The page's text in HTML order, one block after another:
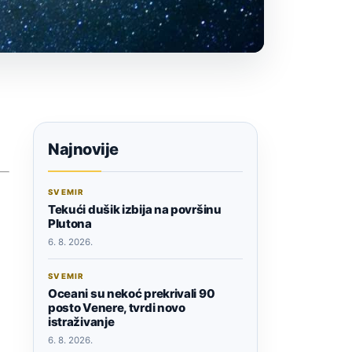
Najnovije
SVEMIR
Tekući dušik izbija na površinu
Plutona
6. 8. 2026.
SVEMIR
Oceani su nekoć prekrivali 90
posto Venere, tvrdi novo
istraživanje
6. 8. 2026.